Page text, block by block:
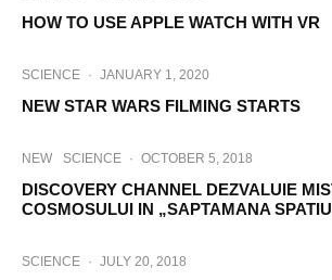
HOW TO USE APPLE WATCH WITH VR
SCIENCE · JANUARY 1, 2020
NEW STAR WARS FILMING STARTS
NEW SCIENCE · OCTOBER 5, 2018
DISCOVERY CHANNEL DEZVALUIE
COSMOSULUI IN „SAPTAMANA
SCIENCE · JULY 20, 2018